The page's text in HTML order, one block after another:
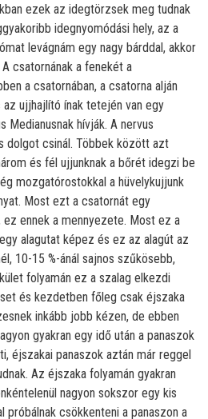
ezek az idegtörzsek meg tudnak
idegnyomódási hely, az a
levágnám egy nagy bárddal, akkor
csatornának a fenekét a
a csatornában, a csatorna alján
az ujjhajlító ínak tetején van egy
hívják. A nervus
dolgot csinál. Többek között azt
és fél ujjunknak a bőrét idegzi be
mozgatórostokkal a hüvelykujjunk
Most ezt a csatornát egy
ennek a mennyezete. Most ez a
alagutat képez és ez az alagút az
10-15 %-ánál sajnos szűkösebb,
folyamán ez a szalag elkezdi
és kezdetben főleg csak éjszaka
inkább jobb kézen, de ebben
gyakran egy idő után a panaszok
éjszakai panaszok aztán már reggel
Az éjszaka folyamán gyakran
nagyon sokszor egy kis
csökkenteni a panaszon a